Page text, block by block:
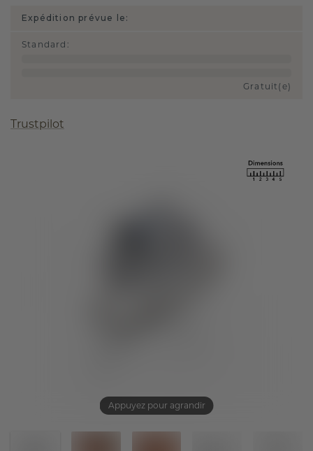
Appuyez pour agrandir
Expédition prévue le:
Standard :
Gratuit(e)
Trustpilot